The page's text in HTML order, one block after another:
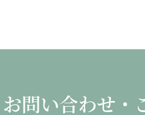
お問い合わせ・